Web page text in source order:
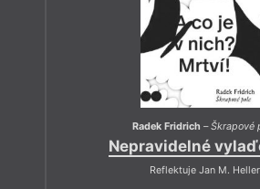
Radek Fridrich –Škrapové
Nepravidelné
Reflektuje Jan M. Heller